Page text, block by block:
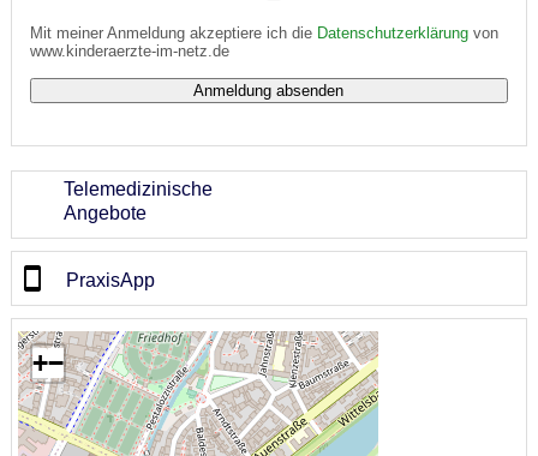
Mit meiner Anmeldung akzeptiere ich die Datenschutzerklärungvon
www.kinderaerzte-im-netz.de
Telemedizinische
Angebote
PraxisApp
+−